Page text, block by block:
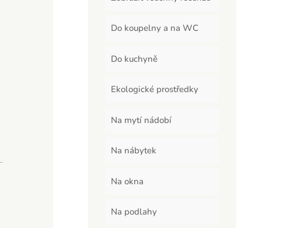
Do koupelny a na WC
Do kuchyně
Ekologické prostředky
Na mytí nádobí
Na nábytek
Na okna
Na podlahy